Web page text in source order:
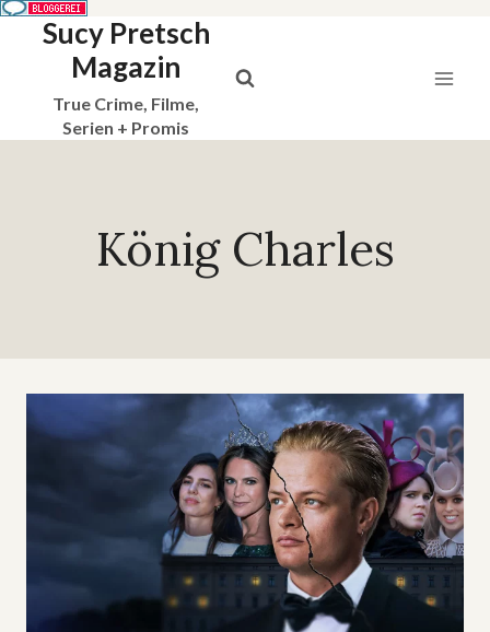
Sucy Pretsch
Magazin
True Crime, Filme,
Serien + Promis
König Charles